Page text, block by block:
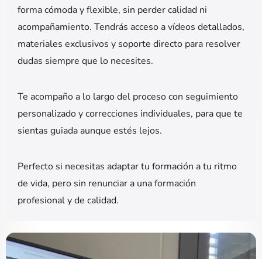
forma cómoda y flexible, sin perder calidad ni
acompañamiento. Tendrás acceso a vídeos detallados,
materiales exclusivos y soporte directo para resolver
dudas siempre que lo necesites.
Te acompaño a lo largo del proceso con seguimiento
personalizado y correcciones individuales, para que te
sientas guiada aunque estés lejos.
Perfecto si necesitas adaptar tu formación a tu ritmo
de vida, pero sin renunciar a una formación
profesional y de calidad.